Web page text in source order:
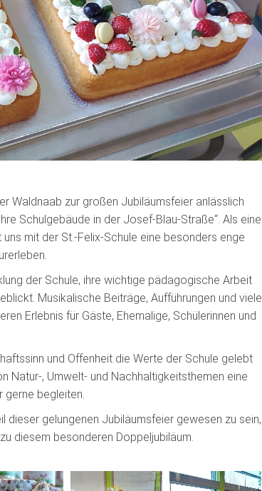
Waldnaab zur großen Jubiläumsfeier anlässlich
Schulgebäude in der Josef-Blau-Straße“. Als eine
mit der St.-Felix-Schule eine besonders enge
der Schule, ihre wichtige pädagogische Arbeit
Musikalische Beiträge, Aufführungen und viele
Erlebnis für Gäste, Ehemalige, Schülerinnen und
und Offenheit die Werte der Schule gelebt
Natur-, Umwelt- und Nachhaltigkeitsthemen eine
begleiten.
dieser gelungenen Jubiläumsfeier gewesen zu sein,
diesem besonderen Doppeljubiläum.